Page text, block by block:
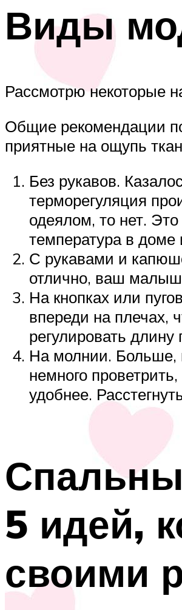
Виды
Рассмотрю некоторые
Общие рекомендации
приятные на ощупь
Без рукавов.
терморегуляция
одеялом, то нет.
температура в
С рукавами и
отлично, ваш малыш
На кнопках или
впереди на плечах,
регулировать
На молнии. Больше,
немного
удобнее.
5 идей,
своими